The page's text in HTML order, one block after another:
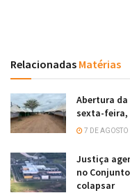
Relacionadas Matérias
Abertura da
sexta-feira,
7 DE
Justiça
no
colapsar